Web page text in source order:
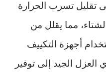
تقليل تسرب الحرارة
مما يقلل من
أجهزة التكييف
العزل الجيد إلى توفير